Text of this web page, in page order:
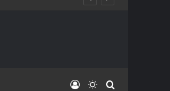
Log InSwitch skin